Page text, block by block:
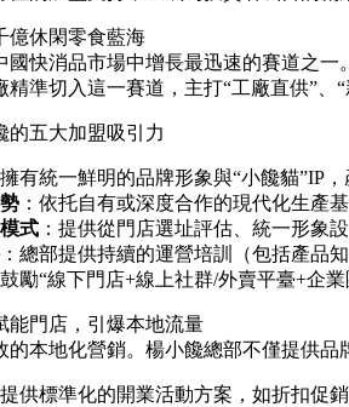
億休閑零食藍海
國快消品市場中增長最迅速的賽道之
精準切入這一賽道，主打“工廠直供”
的五大加盟吸引力
擁有統一鮮明的品牌形象與“小饞貓”IP
：依托自有或深度合作的現代化生產
式 ：提供從門店選址評估、統一形象
：總部提供持續的運營培訓（包括產品
鼓勵“線下門店+線上社群/外賣平臺+企
能門店，引爆本地流量
的本地化營銷。楊小饞總部不僅提供
提供標準化的開業活動方案，如折扣促